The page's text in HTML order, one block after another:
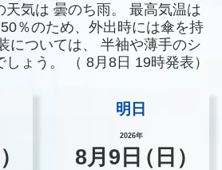
天気は 曇のち雨。
最高気温は
50％のため、外出時には傘を持
については、
半袖や薄手のシ
しょう。
（ 8月8日 19時発表）
明日
2026年
8月 9 日（日）